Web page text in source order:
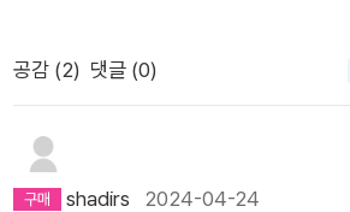
공감 (2) 댓글 (0)
shadirs 2024-04-24